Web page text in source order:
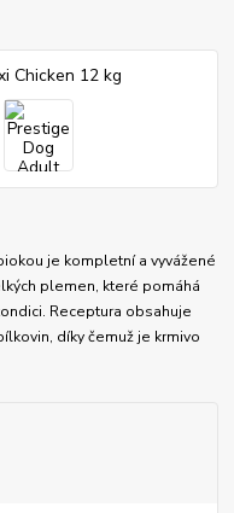
je kompletní a vyvážené
plemen, které pomáhá
Receptura obsahuje
díky čemuž je krmivo